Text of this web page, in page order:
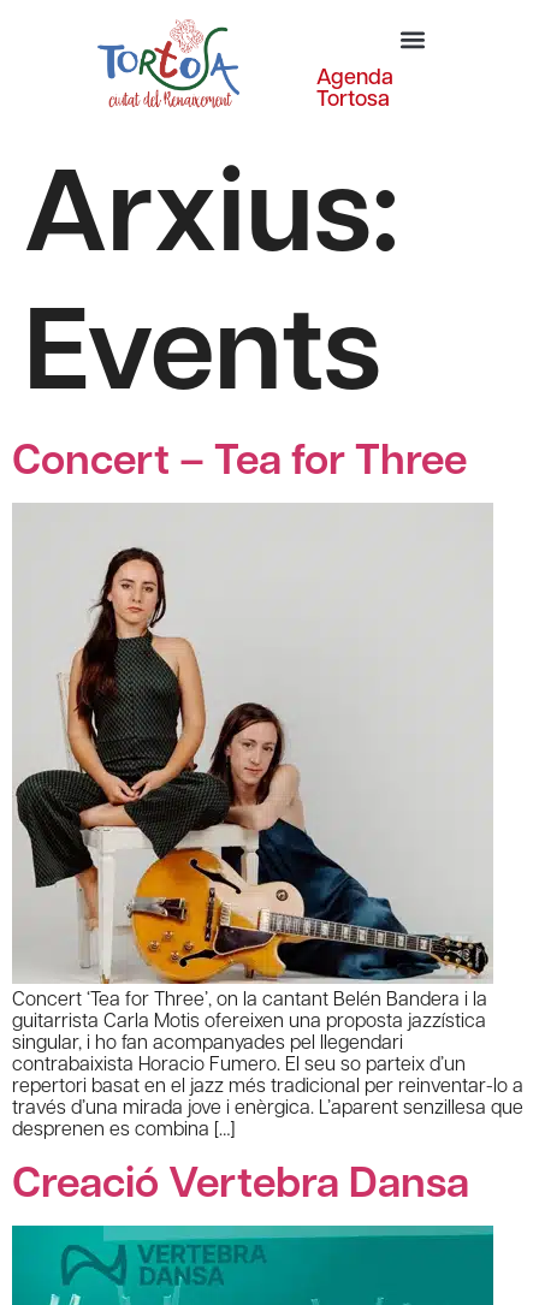
Agenda
Tortosa
Arxius:
Events
Concert – Tea for Three
Concert ‘Tea for Three’, on la cantant Belén Bandera i la
guitarrista Carla Motis ofereixen una proposta jazzística
singular, i ho fan acompanyades pel llegendari
contrabaixista Horacio Fumero. El seu so parteix d’un
repertori basat en el jazz més tradicional per reinventar-lo a
través d’una mirada jove i enèrgica. L’aparent senzillesa que
desprenen es combina […]
Creació Vertebra Dansa